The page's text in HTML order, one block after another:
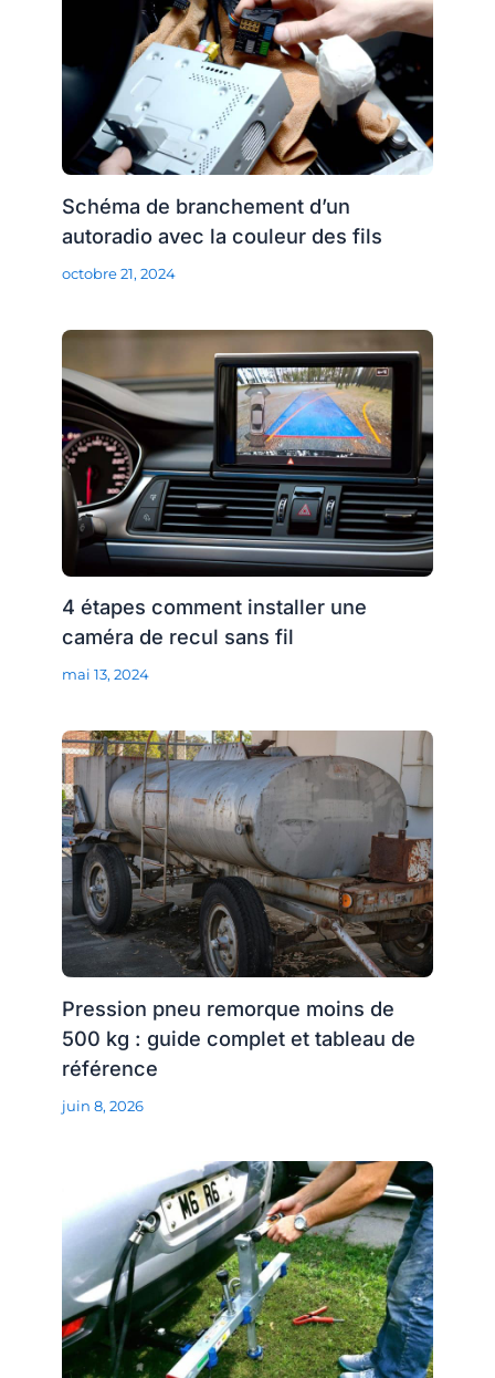
Schéma de branchement d’un
autoradio avec la couleur des fils
octobre 21, 2024
4 étapes comment installer une
caméra de recul sans fil
mai 13, 2024
Pression pneu remorque moins de
500 kg : guide complet et tableau de
référence
juin 8, 2026